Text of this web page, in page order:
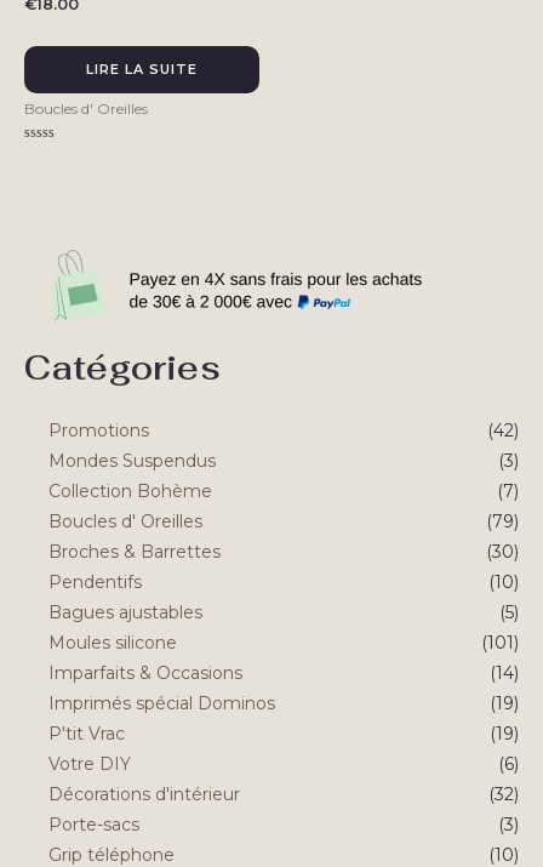
Catégories
Promotions
(42)
Mondes Suspendus
(3)
Collection Bohème
(7)
Boucles d' Oreilles
(79)
Broches & Barrettes
(30)
Pendentifs
(10)
Bagues ajustables
(5)
Moules silicone
(101)
Imparfaits & Occasions
(14)
Imprimés spécial Dominos
(19)
P'tit Vrac
(19)
Votre DIY
(6)
Décorations d'intérieur
(32)
Porte-sacs
(3)
Grip téléphone
(10)
€18.00
LIRE LA SUITE
Boucles d' Oreilles